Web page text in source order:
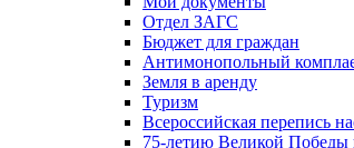
Отдел ЗАГС
Бюджет для граждан
Антимонопольный
Земля в аренду
Туризм
Всероссийская перепись
75-летию Великой Победы